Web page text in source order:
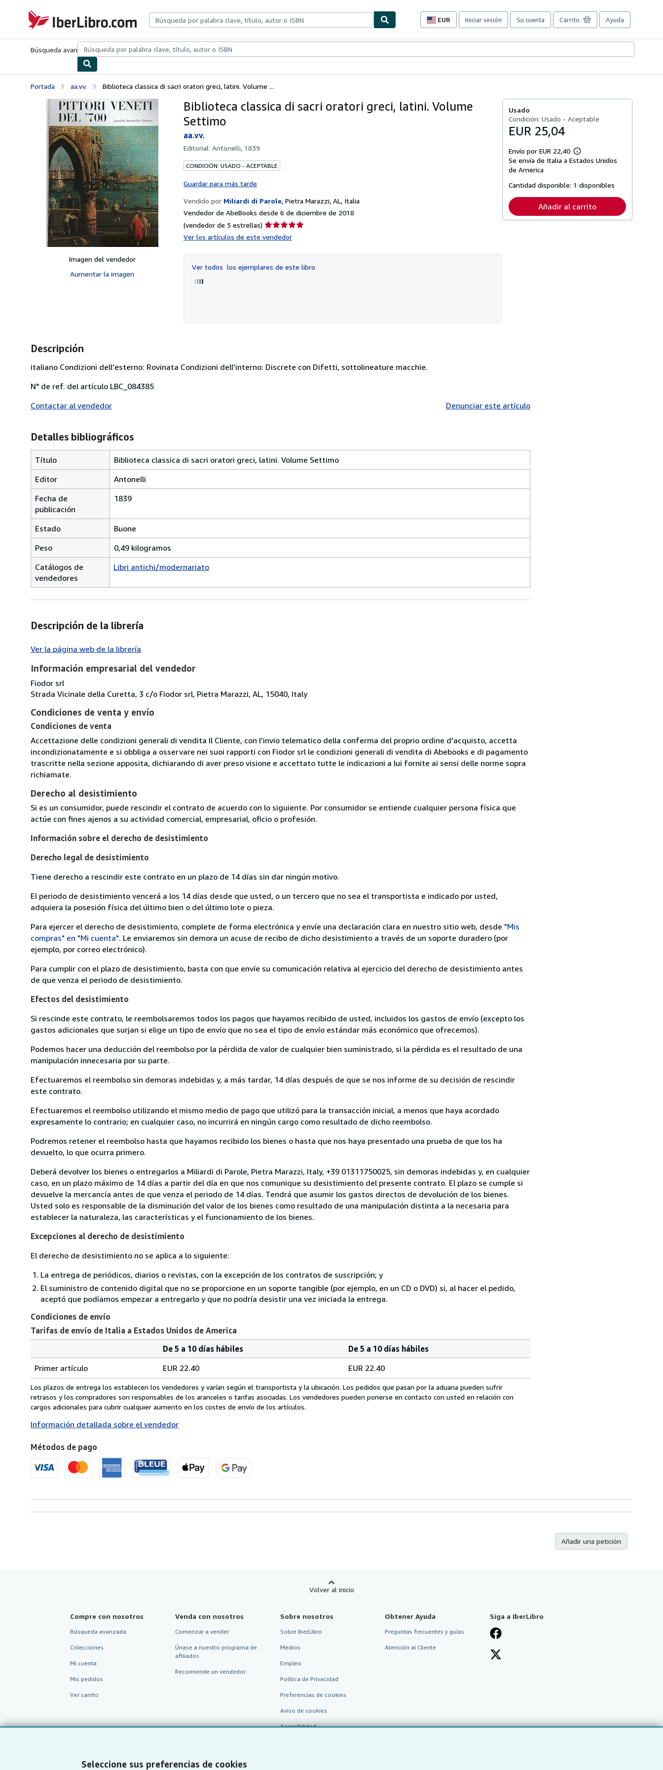
Seleccione sus preferencias de cookies
IberLibro.com
EUR
Preferencias
compra
sitio.
Iniciar sesión Su cuenta Carrito Ayuda
Búsqueda avanzadaColecciones Libros antiguosArte y coleccionismo
Portada aa.vv. Biblioteca classica di sacri oratori greci, latini. Volume ...
Imagen del vendedor
Aumentar la imagen
Biblioteca classica di sacri oratori greci, latini. Volume
Settimo
aa.vv.
Editorial: Antonelli, 1839
CONDICIÓN: USADO - ACEPTABLE
Guardar para más tarde
Vendido por Miliardi di Parole, Pietra Marazzi, AL, Italia
Vendedor de AbeBooks desde 6 de diciembre de 2018
(vendedor de 5 estrellas) Calificación
Ver los artículos de este vendedor
Ver todos los ejemplares de este libro
Usado
Condición: Usado - Aceptable
EUR 25,04
Envío por EUR 22,40
Más
información
tarifas
envío
Se envía de Italia a Estados Unidos
de America
Cantidad disponible: 1 disponibles
Añadir al carrito
Descripción
italiano Condizioni dell'esterno: Rovinata Condizioni dell'interno: Discrete con Difetti, sottolineature macchie.
N° de ref. del artículo LBC_084385
Contactar al vendedor
Denunciar este artículo
Detalles bibliográficos
Título
Biblioteca classica di sacri oratori greci, latini. Volume Settimo
Editor
Antonelli
Fecha de
publicación
1839
Estado
Buone
Peso
0,49 kilogramos
Catálogos de
vendedores
Libri antichi/modernariato
Descripción de la librería
Ver la página web de la librería
Información empresarial del vendedor
Fiodor srl
Strada Vicinale della Curetta, 3 c/o Fiodor srl, Pietra Marazzi, AL, 15040, Italy
Condiciones de venta y envío
Condiciones de venta
Accettazione delle condizioni generali di vendita Il Cliente, con l'invio telematico della conferma del proprio ordine d'acquisto, accetta
incondizionatamente e si obbliga a osservare nei suoi rapporti con Fiodor srl le condizioni generali di vendita di Abebooks e di pagamento
trascritte nella sezione apposita, dichiarando di aver preso visione e accettato tutte le indicazioni a lui fornite ai sensi delle norme sopra
richiamate.
Derecho al desistimiento
Si es un consumidor, puede rescindir el contrato de acuerdo con lo siguiente. Por consumidor se entiende cualquier persona física que
actúe con fines ajenos a su actividad comercial, empresarial, oficio o profesión.
Información sobre el derecho de desistimiento
Derecho legal de desistimiento
Tiene derecho a rescindir este contrato en un plazo de 14 días sin dar ningún motivo.
El periodo de desistimiento vencerá a los 14 días desde que usted, o un tercero que no sea el transportista e indicado por usted,
adquiera la posesión física del último bien o del último lote o pieza.
Para ejercer el derecho de desistimiento, complete de forma electrónica y envíe una declaración clara en nuestro sitio web, desde "Mis
compras" en "Mi cuenta". Le enviaremos sin demora un acuse de recibo de dicho desistimiento a través de un soporte duradero (por
ejemplo, por correo electrónico).
Para cumplir con el plazo de desistimiento, basta con que envíe su comunicación relativa al ejercicio del derecho de desistimiento antes
de que venza el periodo de desistimiento.
Efectos del desistimiento
Si rescinde este contrato, le reembolsaremos todos los pagos que hayamos recibido de usted, incluidos los gastos de envío (excepto los
gastos adicionales que surjan si elige un tipo de envío que no sea el tipo de envío estándar más económico que ofrecemos).
Podemos hacer una deducción del reembolso por la pérdida de valor de cualquier bien suministrado, si la pérdida es el resultado de una
manipulación innecesaria por su parte.
Efectuaremos el reembolso sin demoras indebidas y, a más tardar, 14 días después de que se nos informe de su decisión de rescindir
este contrato.
Efectuaremos el reembolso utilizando el mismo medio de pago que utilizó para la transacción inicial, a menos que haya acordado
expresamente lo contrario; en cualquier caso, no incurrirá en ningún cargo como resultado de dicho reembolso.
Podremos retener el reembolso hasta que hayamos recibido los bienes o hasta que nos haya presentado una prueba de que los ha
devuelto, lo que ocurra primero.
Deberá devolver los bienes o entregarlos a Miliardi di Parole, Pietra Marazzi, Italy, +39 01311750025, sin demoras indebidas y, en cualquier
caso, en un plazo máximo de 14 días a partir del día en que nos comunique su desistimiento del presente contrato. El plazo se cumple si
devuelve la mercancía antes de que venza el periodo de 14 días. Tendrá que asumir los gastos directos de devolución de los bienes.
Usted solo es responsable de la disminución del valor de los bienes como resultado de una manipulación distinta a la necesaria para
establecer la naturaleza, las características y el funcionamiento de los bienes.
Excepciones al derecho de desistimiento
El derecho de desistimiento no se aplica a lo siguiente:
La entrega de periódicos, diarios o revistas, con la excepción de los contratos de suscripción; y
El suministro de contenido digital que no se proporcione en un soporte tangible (por ejemplo, en un CD o DVD) si, al hacer el pedido,
aceptó que podíamos empezar a entregarlo y que no podría desistir una vez iniciada la entrega.
Condiciones de envío
Tarifas de envío de Italia a Estados Unidos de America
de
envío
de
Italia
Estados
de
America
pedido
De 5 a 10 días hábiles
De 5 a 10 días hábiles
Primer artículo
EUR 22.40 EUR 22.40
Los plazos de entrega los establecen los vendedores y varían según el transportista y la ubicación. Los pedidos que pasan por la aduana pueden sufrir
retrasos y los compradores son responsables de los aranceles o tarifas asociadas. Los vendedores pueden ponerse en contacto con usted en relación con
cargos adicionales para cubrir cualquier aumento en los costes de envío de los artículos.
Información detallada sobre el vendedor
Métodos de pago
Añadir una petición
Volver al inicio
Compre con nosotros
Búsqueda avanzada
Colecciones
Mi cuenta
Mis pedidos
Ver carrito
Venda con nosotros
Comenzar a vender
Únase a nuestro programa de
afiliados
Recomiende un vendedor
Sobre nosotros
Sobre IberLibro
Medios
Empleo
Política de Privacidad
Preferencias de cookies
Aviso de cookies
Accesibilidad
Obtener Ayuda
Preguntas frecuentes y guías
Atención al Cliente
Siga a IberLibro